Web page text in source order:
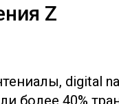
Z
digital
более 40%